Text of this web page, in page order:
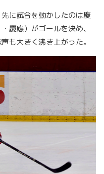
に試合を動かしたのは慶
・慶應）がゴールを決め、
も大きく沸き上がった。